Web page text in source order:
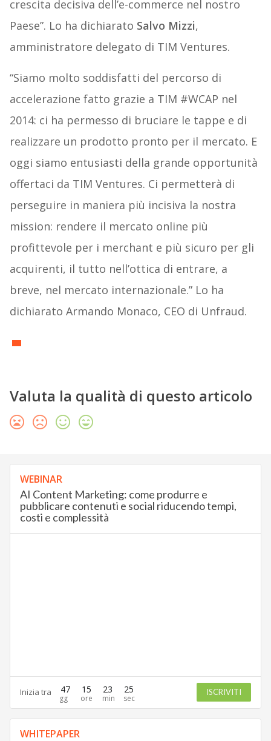
crescita decisiva dell’e-commerce nel nostro
Paese”. Lo ha dichiarato Salvo Mizzi,
amministratore delegato di TIM Ventures.
“Siamo molto soddisfatti del percorso di
accelerazione fatto grazie a TIM #WCAP nel
2014: ci ha permesso di bruciare le tappe e di
realizzare un prodotto pronto per il mercato. E
oggi siamo entusiasti della grande opportunità
offertaci da TIM Ventures. Ci permetterà di
perseguire in maniera più incisiva la nostra
mission: rendere il mercato online più
profittevole per i merchant e più sicuro per gli
acquirenti, il tutto nell’ottica di entrare, a
breve, nel mercato internazionale.” Lo ha
dichiarato Armando Monaco, CEO di Unfraud.
Valuta la qualità di questo articolo
WEBINAR
AI Content Marketing: come produrre e
pubblicare contenuti e social riducendo tempi,
costi e complessità
Inizia tra 47 15 23 24 ISCRIVITI
WHITEPAPER